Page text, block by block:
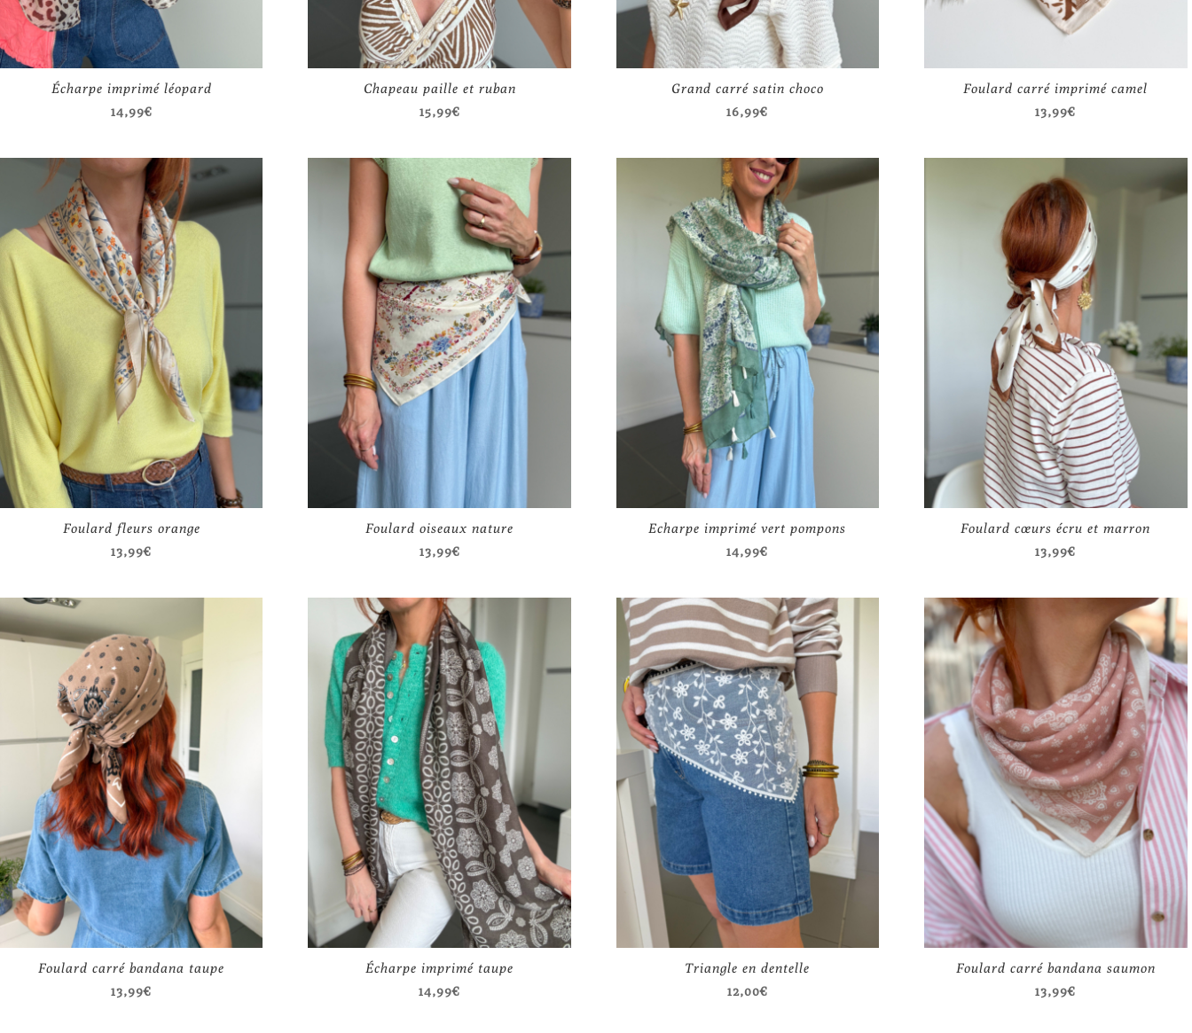
Écharpe imprimé léopard
14,99€
Chapeau paille et ruban
15,99€
Grand carré satin choco
16,99€
Foulard carré imprimé camel
13,99€
Foulard fleurs orange
13,99€
Foulard oiseaux nature
13,99€
Echarpe imprimé vert pompons
14,99€
Foulard cœurs écru et marron
13,99€
Foulard carré bandana taupe
13,99€
Écharpe imprimé taupe
14,99€
Triangle en dentelle
12,00€
Foulard carré bandana saumon
13,99€